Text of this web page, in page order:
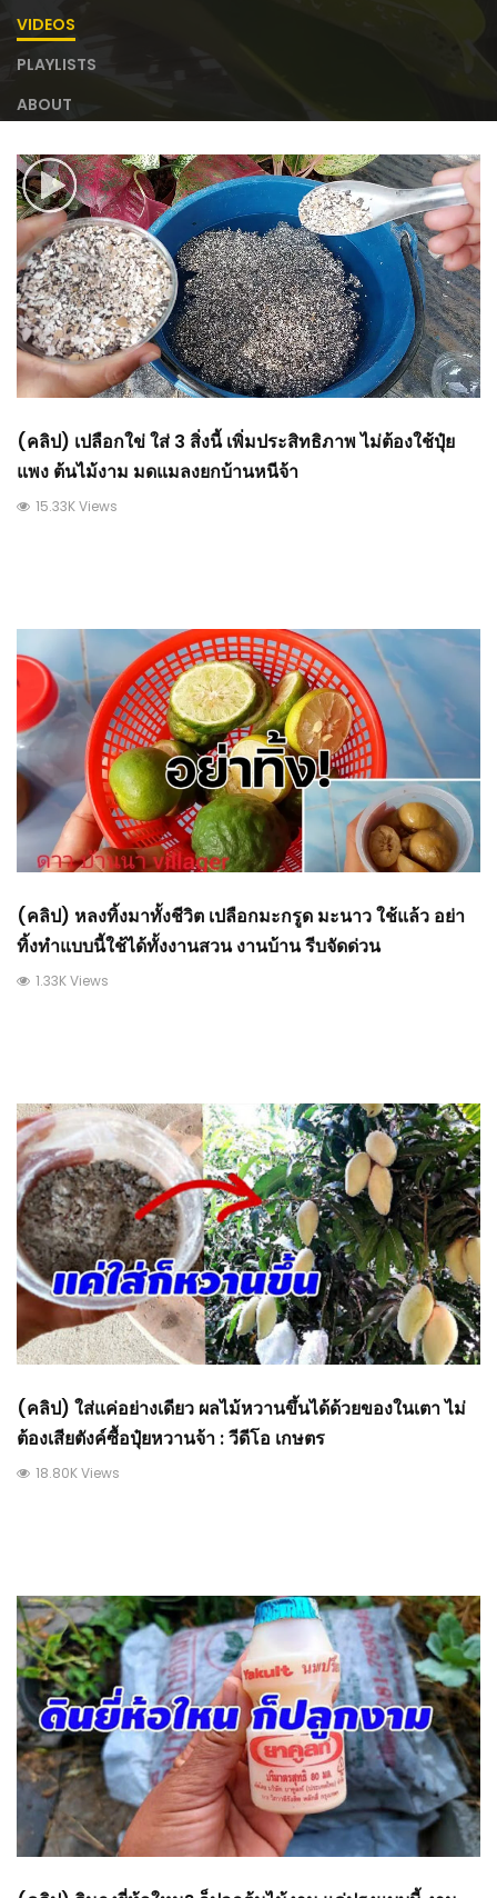
VIDEOS
PLAYLISTS
ABOUT
(คลิป) เปลือกใข่ ใส่ 3 สิ่งนี้ เพิ่มประสิทธิภาพ ไม่ต้องใช้ปุ๋ย
แพง ต้นไม้งาม มดแมลงยกบ้านหนีจ้า
15.33K Views
(คลิป) หลงทิ้งมาทั้งชีวิต เปลือกมะกรูด มะนาว ใช้แล้ว อย่า
ทิ้งทำแบบนี้ใช้ได้ทั้งงานสวน งานบ้าน รีบจัดด่วน
1.33K Views
(คลิป) ใส่แค่อย่างเดียว ผลไม้หวานขึ้นได้ด้วยของในเตา ไม่
ต้องเสียตังค์ซื้อปุ๋ยหวานจ้า : วีดีโอ เกษตร
18.80K Views